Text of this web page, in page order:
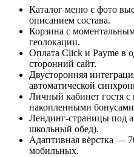
Каталог меню с фото
описанием состава.
Корзина с
геолокации.
Оплата Click и Payme в
сторонний сайт.
Двусторонняя
автоматической
Личный кабинет гостя с
накопленными
Лендинг-страницы под
школьный обед).
Адаптивная вёрстка —
мобильных.